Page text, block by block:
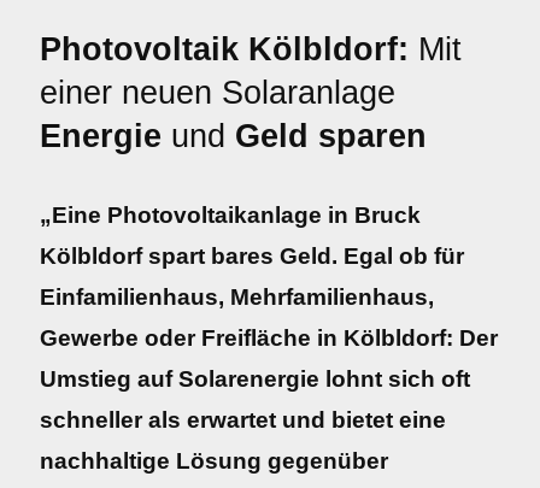
Photovoltaik Kölbldorf: Mit
einer neuen Solaranlage
Energie und Geld sparen
„Eine Photovoltaikanlage in Bruck
Kölbldorf spart bares Geld. Egal ob für
Einfamilienhaus, Mehrfamilienhaus,
Gewerbe oder Freifläche in Kölbldorf: Der
Umstieg auf Solarenergie lohnt sich oft
schneller als erwartet und bietet eine
nachhaltige Lösung gegenüber